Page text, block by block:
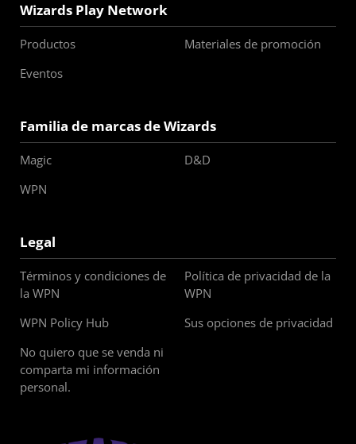
Wizards Play Network
Productos
Materiales de promoción
Eventos
Familia de marcas de Wizards
Magic
D&D
WPN
Legal
Términos y condiciones de
la WPN
Política de privacidad de la
WPN
WPN Policy Hub
Sus opciones de privacidad
No quiero que se venda ni
comparta mi información
personal.